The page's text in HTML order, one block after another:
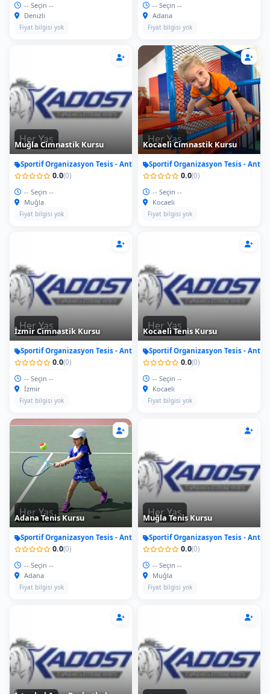
-- Seçin --
Denizli
Fiyat bilgisi yok
-- Seçin --
Adana
Fiyat bilgisi yok
Her Yas
Muğla Cimnastik Kursu
Sportif Organizasyon Tesis - Antrenman
0.0(0)
-- Seçin --
Muğla
Fiyat bilgisi yok
Her Yas
Kocaeli Cimnastik Kursu
Sportif Organizasyon Tesis -
0.0(0)
-- Seçin --
Kocaeli
Fiyat bilgisi yok
Her Yas
İzmir Cimnastik Kursu
Sportif Organizasyon Tesis - Antrenman
0.0(0)
-- Seçin --
İzmir
Fiyat bilgisi yok
Her Yas
Kocaeli Tenis Kursu
Sportif Organizasyon Tesis -
0.0(0)
-- Seçin --
Kocaeli
Fiyat bilgisi yok
Her Yas
Adana Tenis Kursu
Sportif Organizasyon Tesis - Antrenman
0.0(0)
-- Seçin --
Adana
Fiyat bilgisi yok
Her Yas
Muğla Tenis Kursu
Sportif Organizasyon Tesis -
0.0(0)
-- Seçin --
Muğla
Fiyat bilgisi yok